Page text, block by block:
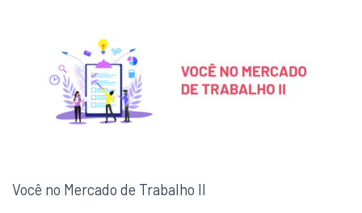
Você no Mercado de Trabalho II